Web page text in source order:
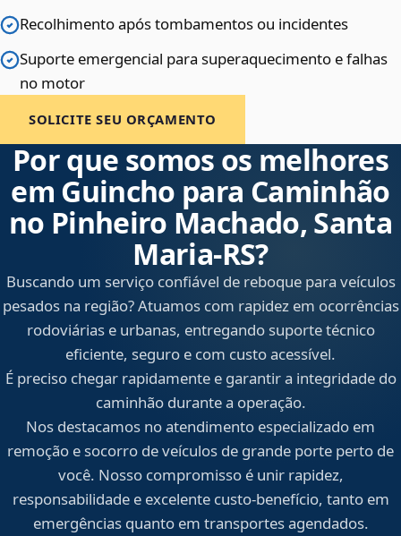
Recolhimento após tombamentos ou incidentes
Suporte emergencial para superaquecimento e falhas
no motor
SOLICITE SEU ORÇAMENTO
Por que somos os melhores
em Guincho para Caminhão
no Pinheiro Machado, Santa
Maria‑RS?
Buscando um serviço confiável de reboque para veículos
pesados na região? Atuamos com rapidez em ocorrências
rodoviárias e urbanas, entregando suporte técnico
eficiente, seguro e com custo acessível.
É preciso chegar rapidamente e garantir a integridade do
caminhão durante a operação.
Nos destacamos no atendimento especializado em
remoção e socorro de veículos de grande porte perto de
você. Nosso compromisso é unir rapidez,
responsabilidade e excelente custo-benefício, tanto em
emergências quanto em transportes agendados.